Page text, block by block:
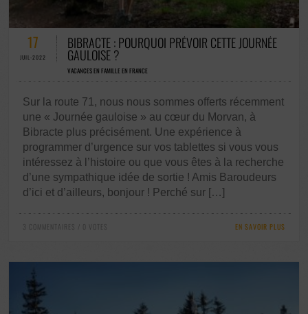
3 COMMENTAIRES / 0 VOTES
17
JUIL-2022
BIBRACTE : POURQUOI PRÉVOIR CETTE JOURNÉE
GAULOISE ?
VACANCES EN FAMILLE EN FRANCE
Sur la route 71, nous nous sommes offerts récemment
une « Journée gauloise » au cœur du Morvan, à
Bibracte plus précisément. Une expérience à
programmer d’urgence sur vos tablettes si vous vous
intéressez à l’histoire ou que vous êtes à la recherche
d’une sympathique idée de sortie ! Amis Baroudeurs
d’ici et d’ailleurs, bonjour ! Perché sur […]
3 COMMENTAIRES / 0 VOTES EN SAVOIR PLUS